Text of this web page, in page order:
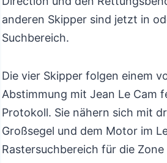
anderen Skipper sind jetzt in
Suchbereich.
Die vier Skipper folgen einem
Abstimmung mit Jean Le Cam
Protokoll. Sie nähern sich mit
Großsegel und dem Motor im
Rastersuchbereich für die